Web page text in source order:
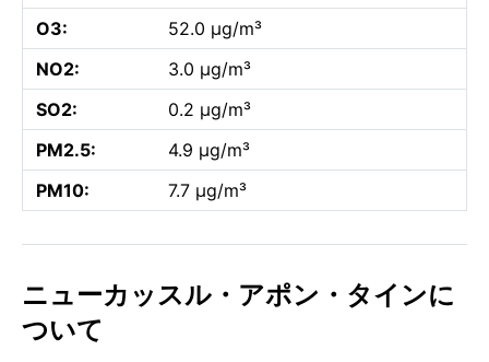
O3:
52.0 µg/m³
NO2:
3.0 µg/m³
SO2:
0.2 µg/m³
PM2.5:
4.9 µg/m³
PM10:
7.7 µg/m³
ニューカッスル・アポン・タインに
ついて